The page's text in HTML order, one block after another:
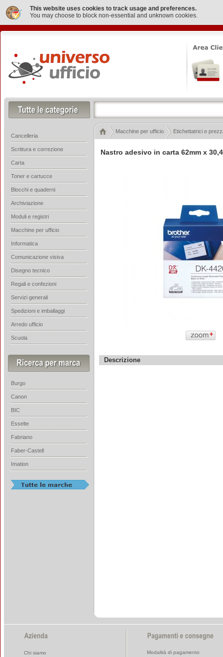
This website uses cookies to track usage and preferences.
You may choose to block non-essential and unknown cookies.
Nastro adesivo in carta 62mm x
Descrizione
Macchine per ufficio Etichettatrici e
Cancelleria
Scrittura e correzione
Carta
Toner e cartucce
Blocchi e quaderni
Archiviazione
Moduli e registri
Macchine per ufficio
Informatica
Comunicazione visiva
Disegno tecnico
Regali e confezioni
Servizi generali
Spedizioni e imballaggi
Arredo ufficio
Scuola
Burgo
Canon
BIC
Esselte
Fabriano
Faber-Castell
Imation
Chi siamo
Modalità di pagamento